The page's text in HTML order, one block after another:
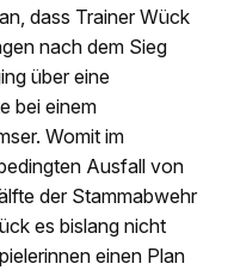
dass Trainer Wück
nach dem Sieg
über eine
bei einem
Womit im
Ausfall von
der Stammabwehr
es bislang nicht
einen Plan